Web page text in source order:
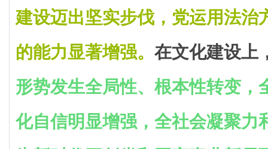
建设迈出坚实步伐，党运用法治
的能力显著增强。 在文化建设上
形势发生全局性、根本性转变，
化自信明显增强，全社会凝聚力